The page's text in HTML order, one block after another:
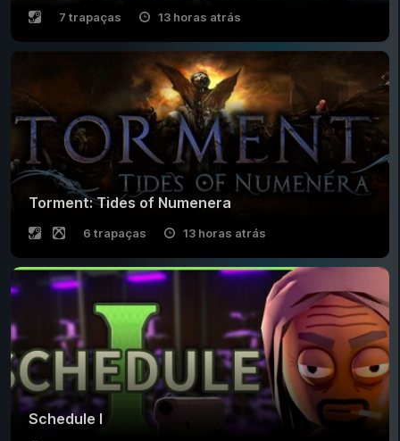
7 trapaças 13 horas atrás
Torment: Tides of Numenera
6 trapaças 13 horas atrás
Schedule I